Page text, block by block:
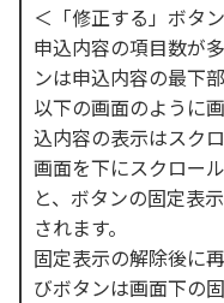
＜「修正する」ボタ
申込内容の項目数が
ンは申込内容の最下
以下の画面のように
込内容の表示はスク
画面を下にスクロー
と、ボタンの固定表
されます。
固定表示の解除後に
びボタンは画面下の